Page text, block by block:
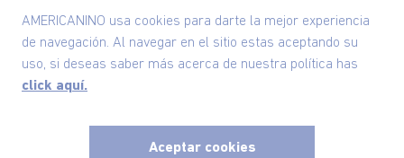
AMERICANINO usa cookies para darte la mejor experiencia
de navegación. Al navegar en el sitio estas aceptando su
uso, si deseas saber más acerca de nuestra política has
click aquí.
Aceptar cookies